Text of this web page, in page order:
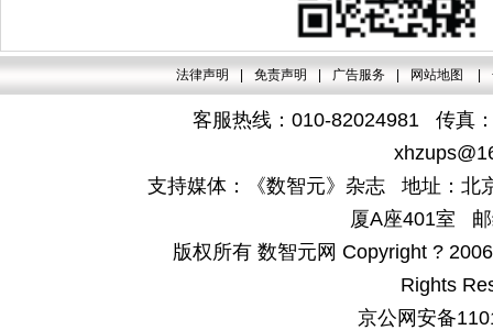
法律声明 免责声明 广告服务 网站地图
客服热线：010-82024981 传真
支持媒体：《数智元》杂志 地址：北
厦A座401室
版权所有 数智元网 Copyright ?
Rights
京公网安备